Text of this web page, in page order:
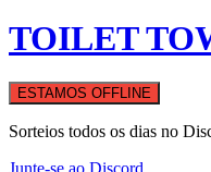
TOILET
ESTAMOS OFFLINE
Sorteios todos os dias no